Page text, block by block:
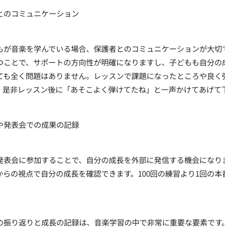
のコミュニケーション
が音楽を学んでいる場合、保護者とのコミュニケーションが大
ことで、サポートの方向性が明確になりますし、子どもも自分の
も全く問題はありません。レッスンで課題になったところや良
是非レッスン後に「あそこよく弾けてたね」と一声かけてあげて
発表会での成果の記録
表会に参加することで、自分の成長を外部に発信する機会にな
らの視点で自分の成長を確認できます。100回の練習より1回の本
振り返りと成長の記録は、音楽学習の中で非常に重要な要素で